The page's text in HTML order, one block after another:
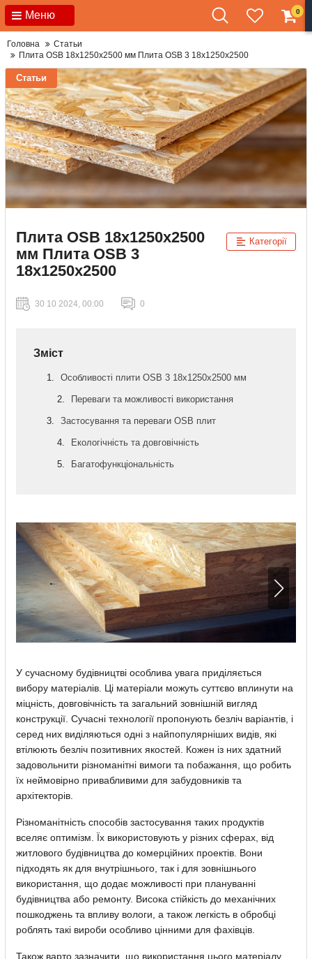
Меню 0
Головна
Статьи
Плита OSB 18х1250х2500 мм Плита OSB 3 18х1250х2500
Статьи
Плита OSB 18х1250х2500
мм Плита OSB 3
18х1250х2500
Категорії
30 10 2024, 00:00 0
Зміст
Особливості плити OSB 3 18х1250х2500 мм
Переваги та можливості використання
Застосування та переваги OSB плит
Екологічність та довговічність
Багатофункціональність
У сучасному будівництві особлива увага приділяється
вибору матеріалів. Ці матеріали можуть суттєво вплинути на
міцність, довговічність та загальний зовнішній вигляд
конструкції. Сучасні технології пропонують безліч варіантів, і
серед них виділяються одні з найпопулярніших видів, які
втілюють безліч позитивних якостей. Кожен із них здатний
задовольнити різноманітні вимоги та побажання, що робить
їх неймовірно привабливими для забудовників та
архітекторів.
Різноманітність способів застосування таких продуктів
вселяє оптимізм. Їх використовують у різних сферах, від
житлового будівництва до комерційних проектів. Вони
підходять як для внутрішнього, так і для зовнішнього
використання, що додає можливості при плануванні
будівництва або ремонту. Висока стійкість до механічних
пошкоджень та впливу вологи, а також легкість в обробці
роблять такі вироби особливо цінними для фахівців.
Також варто зазначити, що використання цього матеріалу